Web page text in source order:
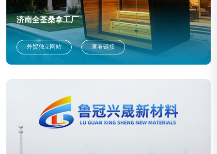
济南全荃桑拿工厂
外贸独立网站 查看链接